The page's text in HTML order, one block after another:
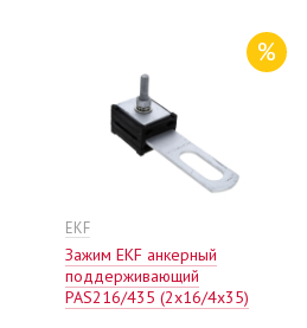
%
EKF
Зажим EKF анкерный
поддерживающий
PAS216/435 (2х16/4х35)